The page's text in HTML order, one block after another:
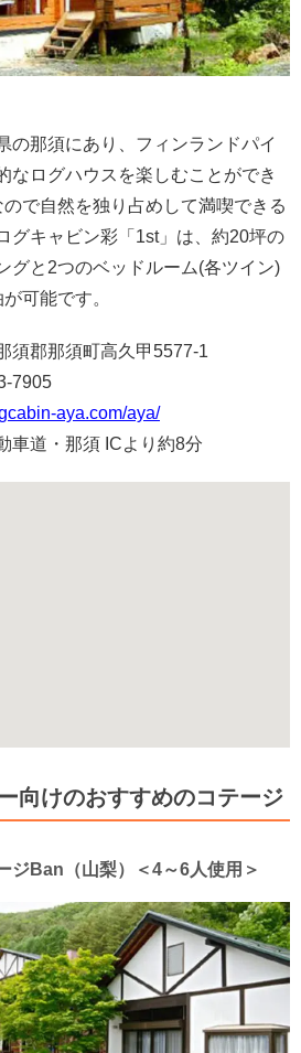
の那須にあり、フィンランドパイ
なログハウスを楽しむことができ
で自然を独り占めして満喫できる
グキャビン彩「1st」は、約20坪の
グと2つのベッドルーム(各ツイン)
可能です。
那須町高久甲5577-1
aya.com/aya/
道・那須 ICより約8分
向けのおすすめのコテージ
ジBan（山梨）＜4～6人使用＞